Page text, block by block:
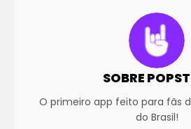
SOBRE
O primeiro app feito para fãs
do Brasil!